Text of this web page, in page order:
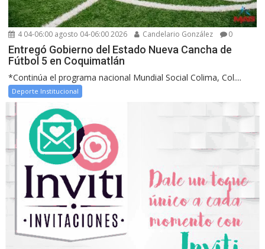
4 04-06:00 agosto 04-06:00 2026 Candelario González 0
Entregó Gobierno del Estado Nueva Cancha de
Fútbol 5 en Coquimatlán
*Continúa el programa nacional Mundial Social Colima, Col....
Deporte Institucional